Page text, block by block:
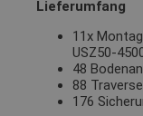
Lieferumfang
11x
USZ50-
48
88
176